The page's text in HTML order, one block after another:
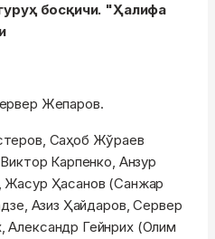
босқичи. "Ҳалифа
Жепаров.
Саҳоб Жўраев
Карпенко, Анзур
Ҳасанов (Санжар
Азиз Ҳайдаров, Сервер
Гейнрих (Олим